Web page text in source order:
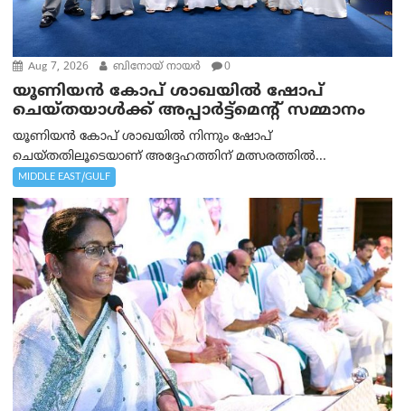
Aug 7, 2026 ബിനോയ് നായര്‍ 0
യൂണിയൻ കോപ് ശാഖയിൽ ഷോപ്
ചെയ്തയാൾക്ക് അപ്പാർട്ട്മെന്റ് സമ്മാനം
യൂണിയൻ കോപ് ശാഖയിൽ നിന്നും ഷോപ്
ചെയ്തതിലൂടെയാണ് അദ്ദേഹത്തിന് മത്സരത്തിൽ...
MIDDLE EAST/GULF